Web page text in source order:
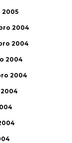
2004
2004
2004
2004